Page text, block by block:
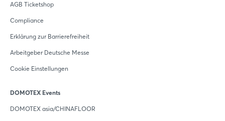
AGB Ticketshop
Compliance
Erklärung zur Barrierefreiheit
Arbeitgeber Deutsche Messe
Cookie Einstellungen
DOMOTEX Events
DOMOTEX asia/CHINAFLOOR